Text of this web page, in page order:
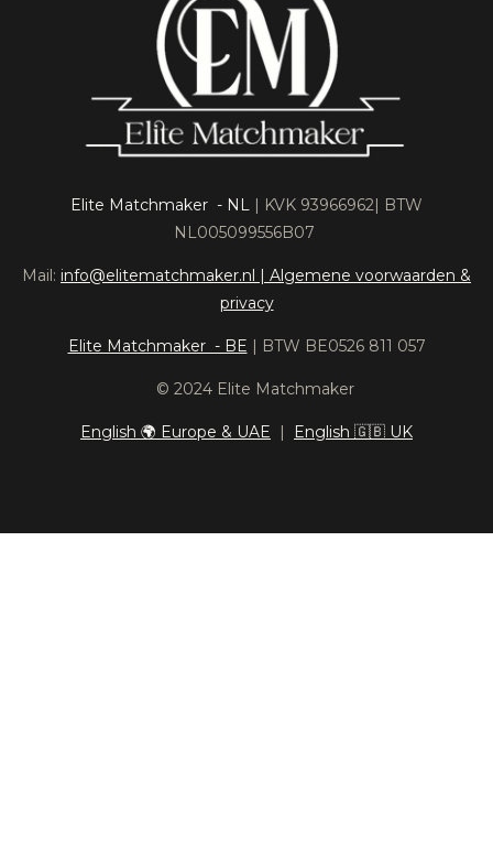
Elite Matchmaker - NL | KVK 93966962| BTW
NL005099556B07
Mail: info@elitematchmaker.nl | Algemene voorwaarden &
privacy
Elite Matchmaker - BE | BTW BE0526 811 057
© 2024 Elite Matchmaker
English 🌍 Europe & UAE | English 🇬🇧 UK